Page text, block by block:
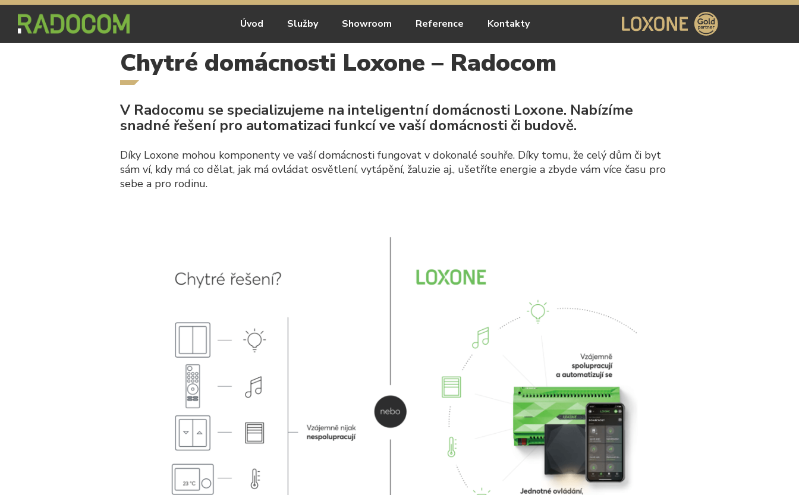
Úvod Služby Showroom Reference Kontakty
Chytré domácnosti Loxone – Radocom
V Radocomu se specializujeme na inteligentní domácnosti Loxone. Nabízíme
snadné řešení pro automatizaci funkcí ve vaší domácnosti či budově.
Díky Loxone mohou komponenty ve vaší domácnosti fungovat v dokonalé souhře. Díky tomu, že celý dům či byt
sám ví, kdy má co dělat, jak má ovládat osvětlení, vytápění, žaluzie aj., ušetříte energie a zbyde vám více času pro
sebe a pro rodinu.